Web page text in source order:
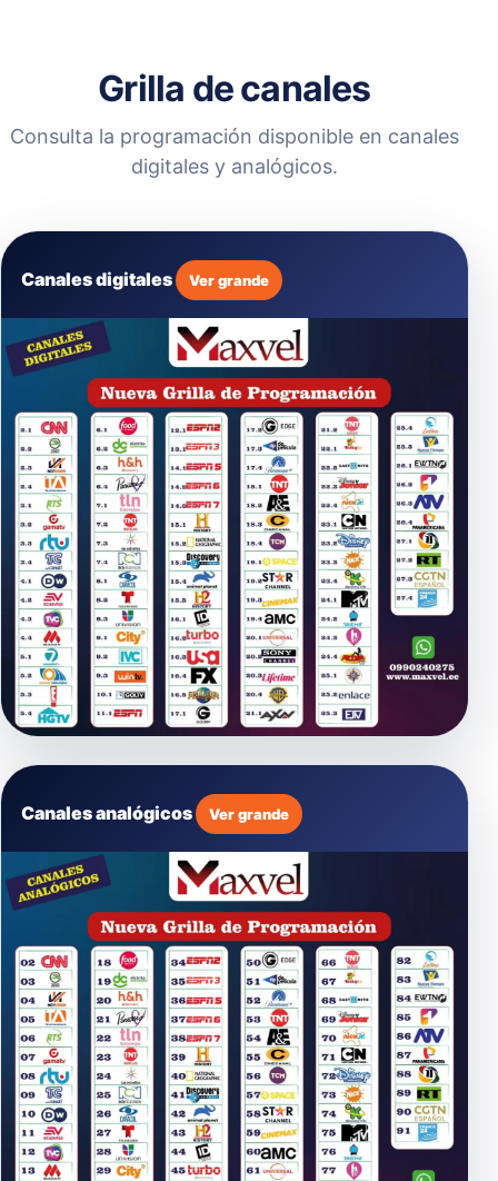
Grilla de canales
Consulta la programación disponible en canales
digitales y analógicos.
Canales digitales Ver grande
Canales analógicos Ver grande